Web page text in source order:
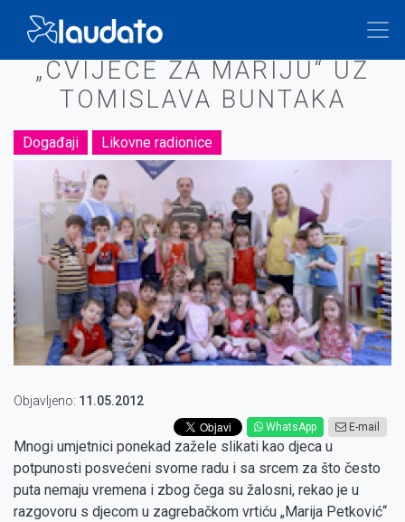
sadržaj
Breadcrumb
„CVIJEĆE ZA MARIJU“ UZ
TOMISLAVA BUNTAKA
Događaji Likovne radionice
Objavljeno: 11.05.2012
WhatsApp E-mail
Mnogi umjetnici ponekad zažele slikati kao djeca u
potpunosti posvećeni svome radu i sa srcem za što često
puta nemaju vremena i zbog čega su žalosni, rekao je u
razgovoru s djecom u zagrebačkom vrtiću „Marija Petković“